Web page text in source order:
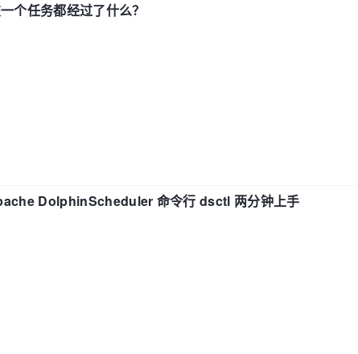
个任务都经过了什么？
DolphinScheduler 命令行 dsctl 两分钟上手